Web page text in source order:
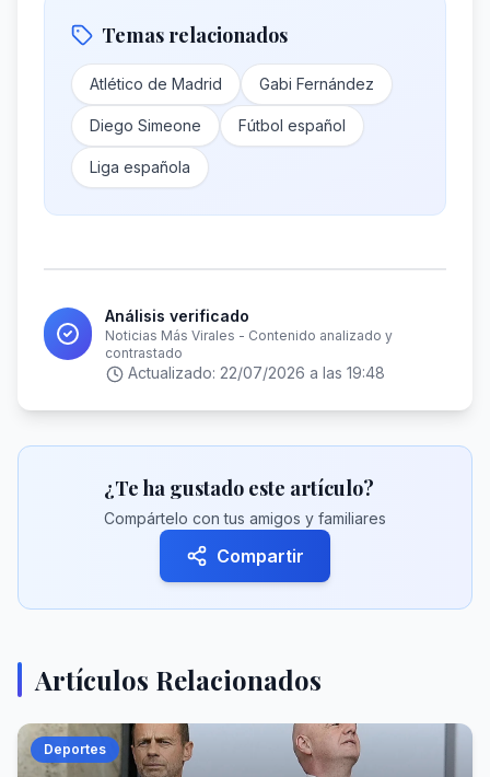
Temas relacionados
Atlético de Madrid Gabi Fernández
Diego Simeone Fútbol español
Liga española
Análisis verificado
Noticias Más Virales - Contenido analizado y
contrastado
Actualizado: 22/07/2026 a las 19:48
¿Te ha gustado este artículo?
Compártelo con tus amigos y familiares
Compartir
Artículos Relacionados
Deportes